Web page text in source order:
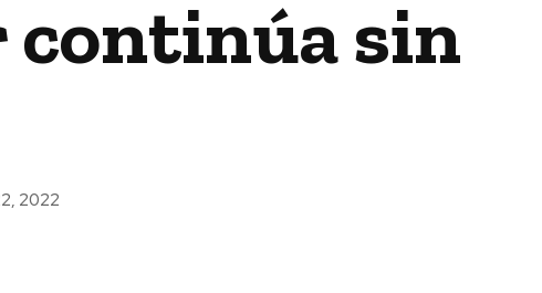
continúa sin
2022